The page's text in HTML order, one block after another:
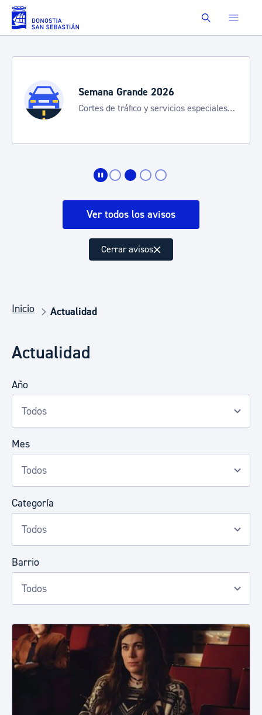
Saltar al contenido principal Buscar
Semana Grande 2026
Cortes de tráfico y servicios especiales
Ver todos los avisos
Cerrar avisos
Inicio Actualidad
Actualidad
Año
Mes
Categoría
Barrio